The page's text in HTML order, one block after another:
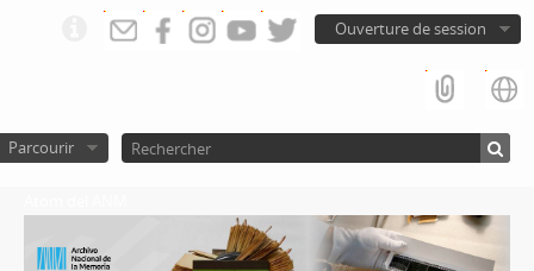
Ouverture de session
Parcourir